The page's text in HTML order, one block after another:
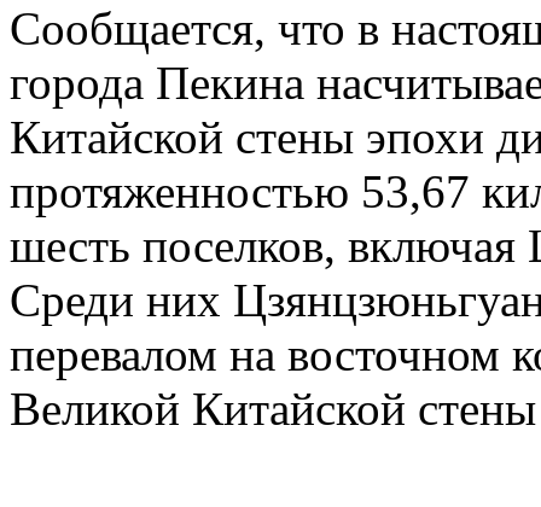
Сообщается, что в
города Пекина
Китайской стены эпохи
протяженностью 53,67
шесть поселков,
Среди них
перевалом на восточном
Великой Китайской